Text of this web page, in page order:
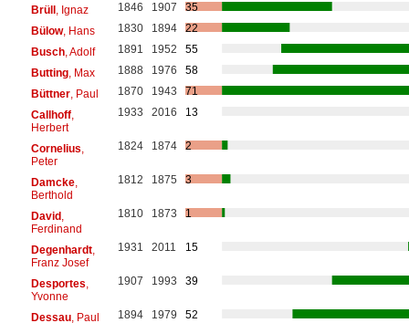
Brüll, Ignaz 1846 1907
35
Bülow, Hans 1830 1894
22
Busch, Adolf 1891 1952
55
Butting, Max 1888 1976
58
Büttner, Paul 1870 1943
71
Callhoff,
Herbert
1933 2016 13
Cornelius
Peter
1824 1874 2
Damcke,
Berthold
1812 1875 3
David,
Ferdinand
1810 1873 1
Degenhardt,
Franz Josef
1931 2011 15
Desportes
Yvonne
1907 1993 39
Dessau, Paul 1894 1979
52